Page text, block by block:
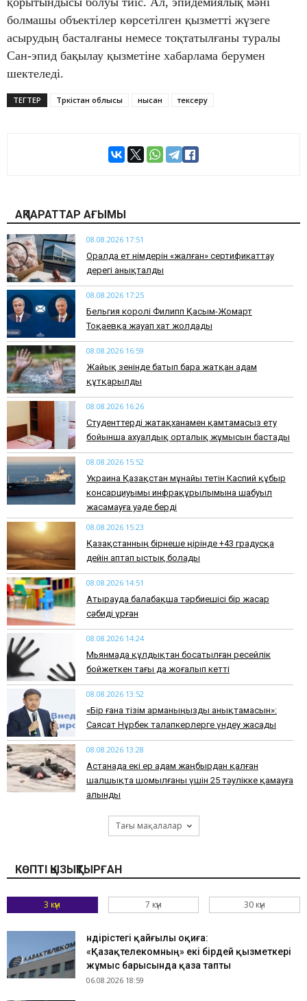
болмашы объектілер көрсетілген қызметті жүзеге
асырудың басталғаны немесе тоқтатылғаны туралы
Сан-эпид бақылау қызметіне хабарлама берумен
шектеледі.
ТЕГТЕР Түркістан облысы нысан тексеру
АҚПАРАТТАР АҒЫМЫ
08.08.2026 17:51
Оралда ет өнімдерін «жалған» сертификаттау
дерегі анықталды
08.08.2026 17:25
Бельгия королі Филипп Қасым-Жомарт
Тоқаевқа жауап хат жолдады
08.08.2026 16:59
Жайық өзенінде батып бара жатқан адам
құтқарылды
08.08.2026 16:26
Студенттерді жатақханамен қамтамасыз ету
бойынша ахуалдық орталық жұмысын бастады
08.08.2026 15:52
Украина Қазақстан мұнайы өтетін Каспий құбыр
консарциуымы инфрақұрылымына шабуыл
жасамауға уәде берді
08.08.2026 15:23
Қазақстанның бірнеше өңірінде +43 градусқа
дейін аптап ыстық болады
08.08.2026 14:51
Атырауда балабақша тәрбиешісі бір жасар
сәбиді ұрған
08.08.2026 14:24
Мьянмада құлдықтан босатылған ресейлік
бойжеткен тағы да жоғалып кетті
08.08.2026 13:52
«Бір ғана тізім арманыңызды анықтамасын»:
Саясат Нұрбек талапкерлерге үндеу жасады
08.08.2026 13:28
Астанада екі ер адам жаңбырдан қалған
шалшықта шомылғаны үшін 25 тәулікке қамауға
алынды
Тағы мақалалар
КӨПТІ ҚЫЗЫҚТЫРҒАН
3 күн 7 күн 30 күн
Өндірістегі қайғылы оқиға:
«Қазақтелекомның» екі бірдей қызметкері
жұмыс барысында қаза тапты
06.08.2026 18:59